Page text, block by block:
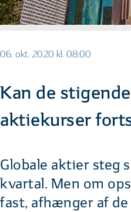
06. okt. 2020 kl. 08:00
Kan de
aktiekurser
Globale aktier steg
kvartal. Men om
fast, afhænger af